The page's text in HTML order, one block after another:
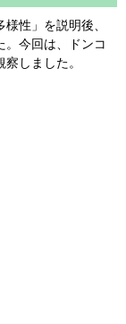
性」を説明後、
。今回は、ドンコ
しました。